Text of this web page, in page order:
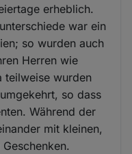
erheblich.
war ein
so wurden auch
Herren wie
teilweise wurden
so dass
Während der
mit kleinen,